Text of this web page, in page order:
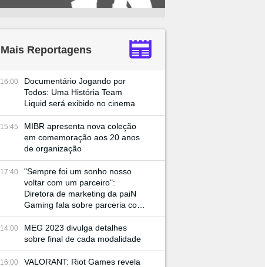
Mais Reportagens
16:00
Documentário Jogando por
Todos: Uma História Team
Liquid será exibido no cinema
15:45
MIBR apresenta nova coleção
em comemoração aos 20 anos
de organização
17:40
"Sempre foi um sonho nosso
voltar com um parceiro":
Diretora de marketing da paiN
Gaming fala sobre parceria com
JBL e retorno à BGS
14:00
MEG 2023 divulga detalhes
sobre final de cada modalidade
16:00
VALORANT: Riot Games revela